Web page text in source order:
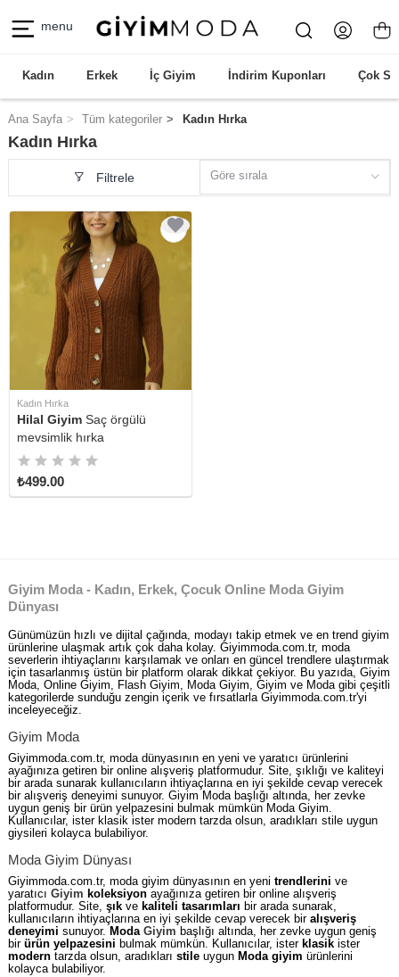
menu
Kadın Erkek İç Giyim İndirim Kuponları Çok
Ana Sayfa Tüm kategoriler Kadın Hırka
Kadın Hırka
Filtrele Göre sırala
Kadın Hırka
Hilal GiyimSaç örgülü
mevsimlik hırka
₺499.00
Giyim Moda - Kadın, Erkek, Çocuk Online Moda Giyim
Dünyası
Günümüzün hızlı ve dijital çağında, modayı takip etmek ve en trend giyim
ürünlerine ulaşmak artık çok daha kolay. Giyimmoda.com.tr, moda
severlerin ihtiyaçlarını karşılamak ve onları en güncel trendlere ulaştırmak
için tasarlanmış üstün bir platform olarak dikkat çekiyor. Bu yazıda, Giyim
Moda, Online Giyim, Flash Giyim, Moda Giyim, Giyim ve Moda gibi çeşitli
kategorilerde sunduğu zengin içerik ve fırsatlarla Giyimmoda.com.tr'yi
inceleyeceğiz.
Giyim Moda
Giyimmoda.com.tr, moda dünyasının en yeni ve yaratıcı ürünlerini
ayağınıza getiren bir online alışveriş platformudur. Site, şıklığı ve kaliteyi
bir arada sunarak kullanıcıların ihtiyaçlarına en iyi şekilde cevap verecek
bir alışveriş deneyimi sunuyor. Giyim Moda başlığı altında, her zevke
uygun geniş bir ürün yelpazesini bulmak mümkün Moda Giyim.
Kullanıcılar, ister klasik ister modern tarzda olsun, aradıkları stile uygun
giysileri kolayca bulabiliyor.
Moda Giyim Dünyası
Giyimmoda.com.tr, moda giyim dünyasının en yeni trendlerini ve
yaratıcı Giyim koleksiyon ayağınıza getiren bir online alışveriş
platformudur. Site, şıkve kaliteli tasarımları bir arada sunarak,
kullanıcıların ihtiyaçlarına en iyi şekilde cevap verecek bir alışveriş
deneyimi sunuyor. Moda Giyim başlığı altında, her zevke uygun geniş
bir ürün yelpazesini bulmak mümkün. Kullanıcılar, ister klasikister
moderntarzda olsun, aradıkları stileuygun Moda giyim ürünlerini
kolayca bulabiliyor.